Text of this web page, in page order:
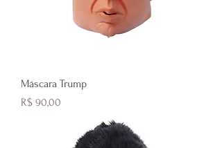
Máscara Trump
Preço
R$ 90,00